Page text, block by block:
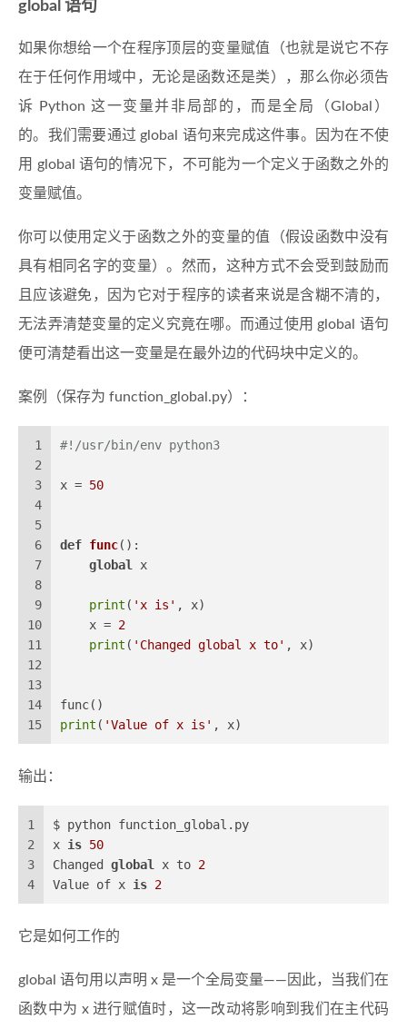
global 语句
如果你想给一个在程序顶层的变量赋值（也就是说它不存
在于任何作用域中，无论是函数还是类），那么你必须告
诉 Python 这一变量并非局部的，而是全局（Global）
的。我们需要通过 global 语句来完成这件事。因为在不使
用 global 语句的情况下，不可能为一个定义于函数之外的
变量赋值。
你可以使用定义于函数之外的变量的值（假设函数中没有
具有相同名字的变量）。然而，这种方式不会受到鼓励而
且应该避免，因为它对于程序的读者来说是含糊不清的，
无法弄清楚变量的定义究竟在哪。而通过使用 global 语句
便可清楚看出这一变量是在最外边的代码块中定义的。
案例（保存为 function_global.py）：
1
2
3
4
5
6
7
8
9
10
11
12
13
14
15
#!/usr/bin/env python3
x = 50
def func():
global
x
print ( 'x is' , x)
    x =
2
print ( 'Changed global x to' , x)
func()
print ( 'Value of x is' , x)
输出：
1
2
3
4
$ python function_global.py
x is 50
Changed global x to 2
Value of x is 2
它是如何工作的
global 语句用以声明 x 是一个全局变量——因此，当我们在
函数中为 x 进行赋值时，这一改动将影响到我们在主代码